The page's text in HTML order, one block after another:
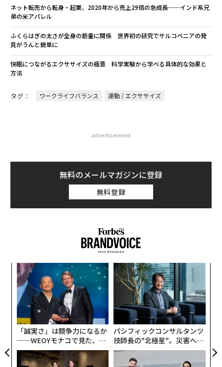
ネット転売から転身・起業、2020年から売上29倍の急成長──インド系兄
弟の米アパレル
ふくらはぎの太さが全身の筋量に関係 世界初の研究でサルコペニアの発
見がうんと簡単に
快眠につながるエクササイズの極意 科学実験から学べる具体的な効果と
方法
タグ： ワークライフバランス 運動 / エクササイズ
advertisement
無料のメールマガジンに登録
無料登録
「誠実さ」は競争力になるか
──WEOYモナコで見た、く
ら寿司の経営哲学
パシフィックコンサルタンツ
技師長の"北極星"。災害への
無力感を乗り越え見つけた、
防災一筋20年の答え